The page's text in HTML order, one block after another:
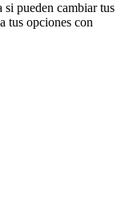
pueden cambiar tus
tus opciones con